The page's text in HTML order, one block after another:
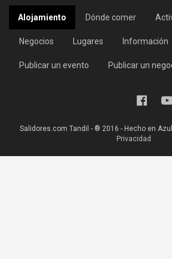
Alojamiento Dónde comer
Negocios Lugares Información
Publicar un evento Publicar un
Salidores.com Tandil - ® 2016 - Hecho en
Privacidad